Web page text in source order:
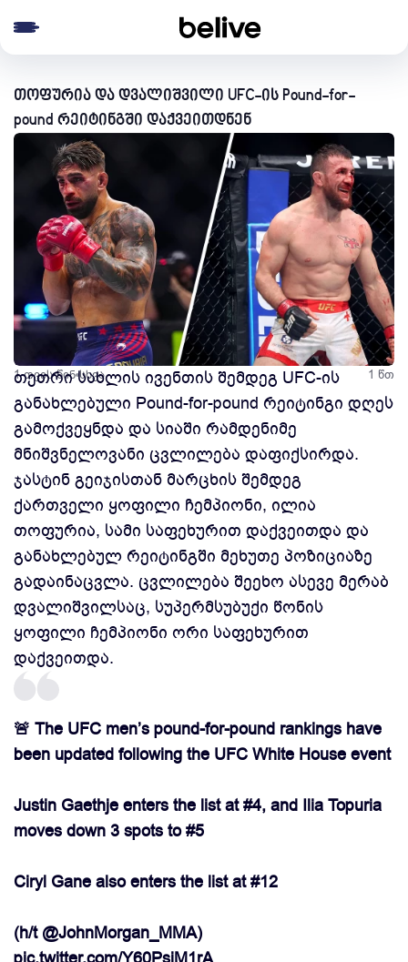
თოფურია და დვალიშვილი UFC-ის Pound-for-
pound რეიტინგში დაქვეითდნენ
1 თვის წინ სხვა 1 წთ
თეთრი სახლის ივენთის შემდეგ UFC-ის
განახლებული Pound-for-pound რეიტინგი დღეს
გამოქვეყნდა და სიაში რამდენიმე
მნიშვნელოვანი ცვლილება დაფიქსირდა.
ჯასტინ გეიჯისთან მარცხის შემდეგ
ქართველი ყოფილი ჩემპიონი, ილია
თოფურია, სამი საფეხურით დაქვეითდა და
განახლებულ რეიტინგში მეხუთე პოზიციაზე
გადაინაცვლა. ცვლილება შეეხო ასევე მერაბ
დვალიშვილსაც, სუპერმსუბუქი წონის
ყოფილი ჩემპიონი ორი საფეხურით
დაქვეითდა.
🚨 The UFC men’s pound-for-pound rankings have
been updated following the UFC White House event
Justin Gaethje enters the list at #4, and Ilia Topuria
moves down 3 spots to #5
Ciryl Gane also enters the list at #12
(h/t @JohnMorgan_MMA)